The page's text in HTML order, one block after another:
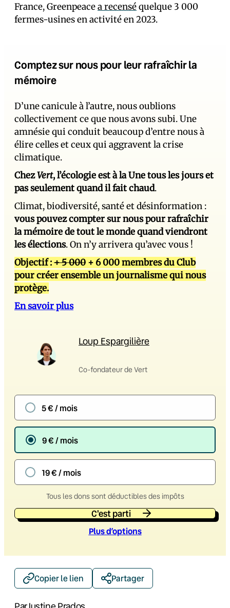
France, Greenpeacea recenséquelque 3 000
fermes-usines en activité en 2023.
Comptez sur nous pour leur rafraîchir la
mémoire
D’une canicule à l’autre, nous oublions
collectivement ce que nous avons subi. Une
amnésie qui conduit beaucoup d’entre nous à
élire celles et ceux qui aggravent la crise
climatique.
ChezVert, l’écologie est à la Une tous les jours et
pas seulement quand il fait chaud.
Climat, biodiversité, santé et désinformation :
vous pouvez compter sur nous pour rafraîchir
la mémoire de tout le monde quand viendront
les élections. On n’y arrivera qu’avec vous !
Objectif :+ 5 000 + 6 000 membres du Club
pour créer ensemble un journalisme qui nous
protège.
En savoir plus
Loup Espargilière
Co-fondateur de Vert
5 € / mois
9 € / mois
19 € / mois
Tous les dons sont déductibles des impôts
C'est parti
Plus d’options
Copier le lien Partager